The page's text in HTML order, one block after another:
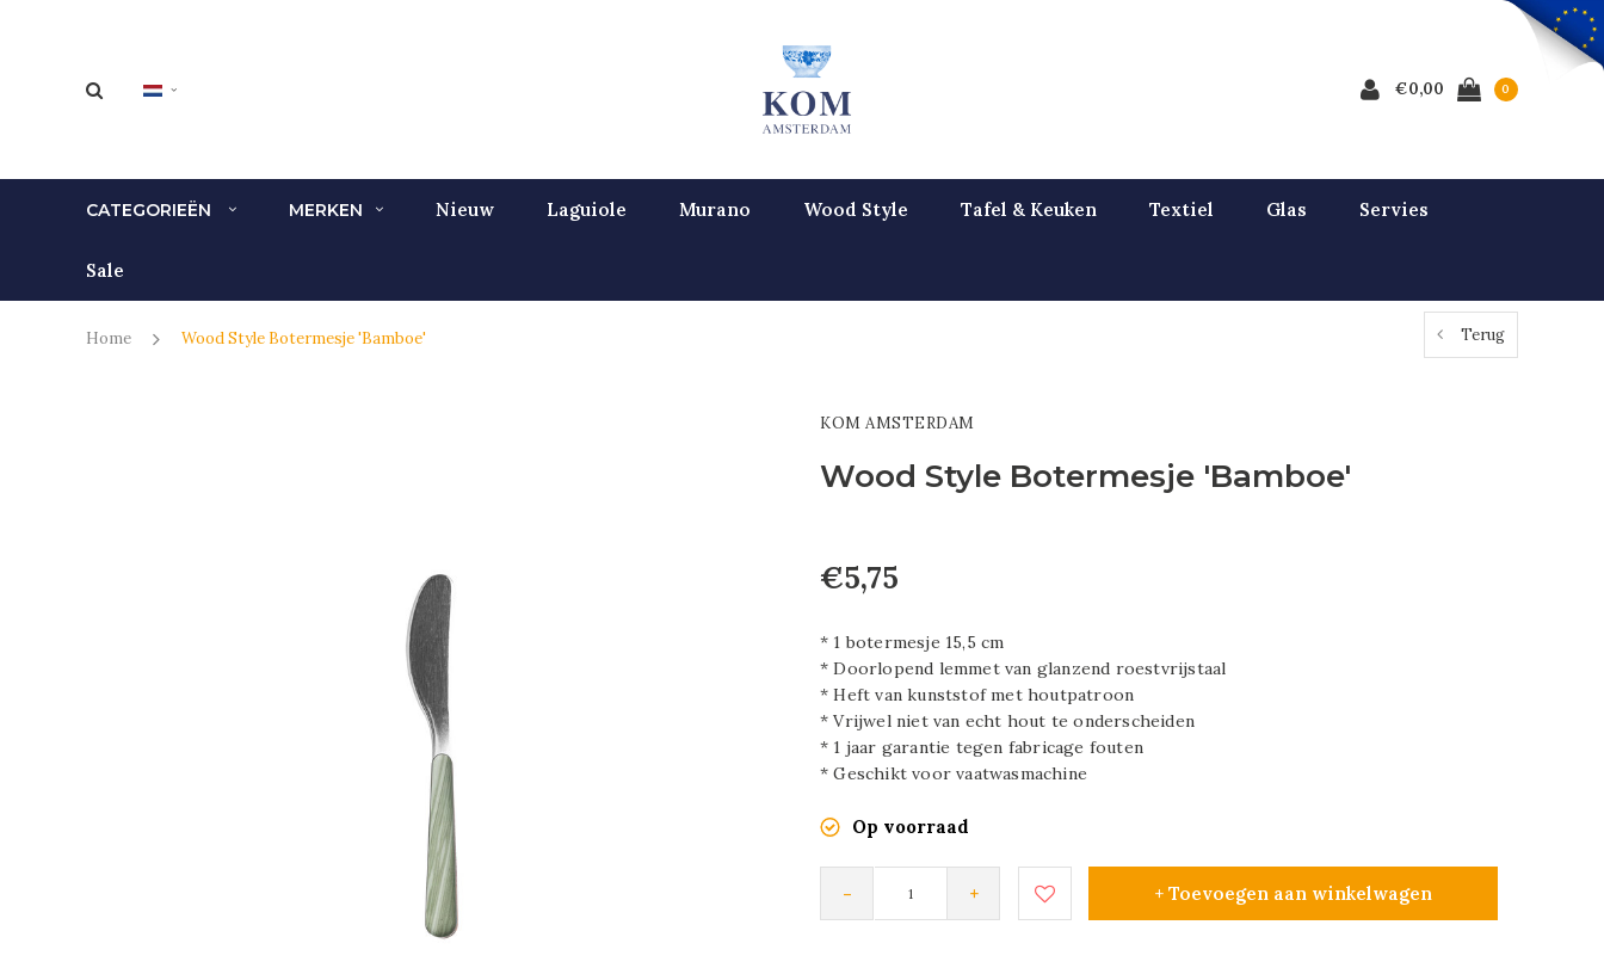
€0,00 0
CATEGORIEËN MERKEN Nieuw Laguiole Murano Wood Style Tafel & Keuken Textiel Glas Servies
Sale
Home Wood Style Botermesje 'Bamboe' Terug
KOM AMSTERDAM
Wood Style Botermesje 'Bamboe'
€5,75
* 1 botermesje 15,5 cm
* Doorlopend lemmet van glanzend roestvrijstaal
* Heft van kunststof met houtpatroon
* Vrijwel niet van echt hout te onderscheiden
* 1 jaar garantie tegen fabricage fouten
* Geschikt voor vaatwasmachine
Op voorraad
- + + Toevoegen aan winkelwagen